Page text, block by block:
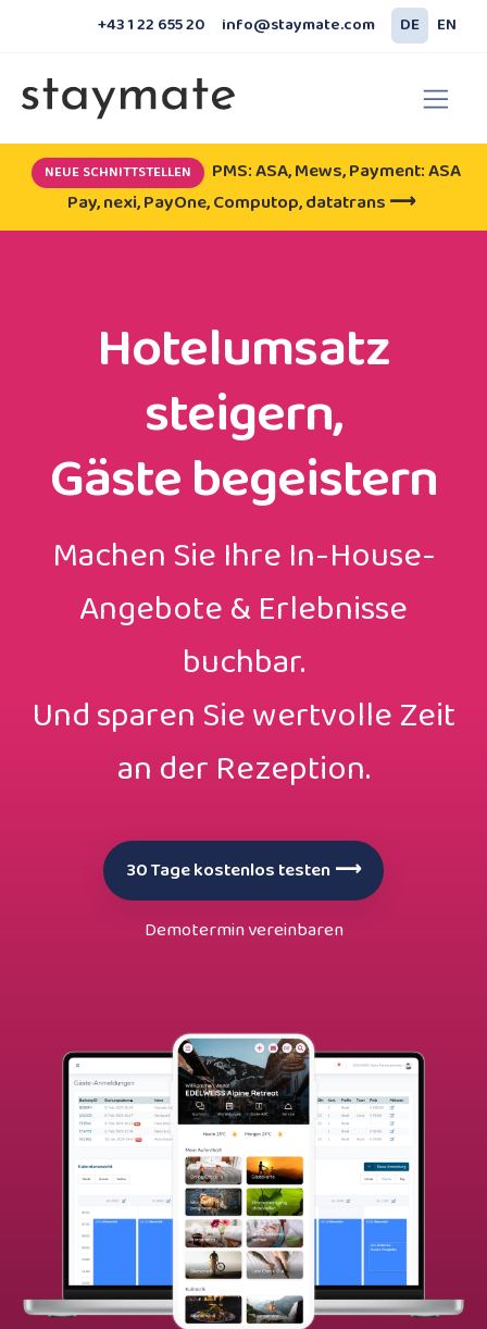
+43 1 22 655 20 info@staymate.com DE EN
NEUE SCHNITTSTELLEN
PMS: ASA, Mews, Payment: ASA
Pay, nexi, PayOne, Computop, datatrans ⟶
Hotelumsatz
steigern,
Gäste begeistern
Machen Sie Ihre In-House-
Angebote & Erlebnisse
buchbar.
Und sparen Sie wertvolle Zeit
an der Rezeption.
30 Tage kostenlos testen⟶
Demotermin vereinbaren